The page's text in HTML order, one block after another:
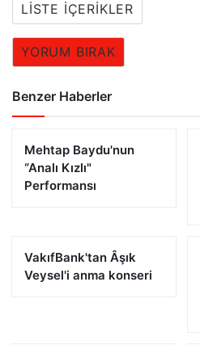
LISTE İÇERIKLER
YORUM BIRAK
Benzer Haberler
Mehtap Baydu'nun
“Analı Kızlı"
Performansı
VakıfBank'tan Âşık
Veysel'i anma konseri